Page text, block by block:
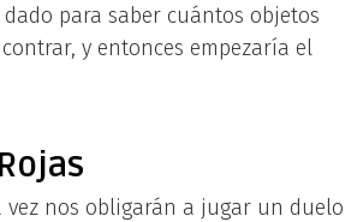
para saber cuántos objetos
y entonces empezaría el
vez nos obligarán a jugar un duelo